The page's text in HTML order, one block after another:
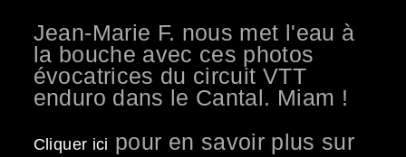
Jean-Marie F. nous met l'eau à
la bouche avec ces photos
évocatrices du circuit VTT
enduro dans le Cantal. Miam !
Cliquer ici pour en savoir plus sur